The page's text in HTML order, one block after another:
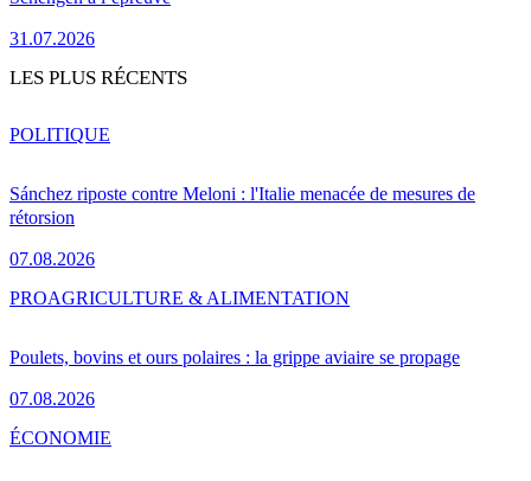
31.07.2026
LES PLUS RÉCENTS
Sánchez riposte contre Meloni : l'Italie menacée de mesures de
rétorsion
07.08.2026
POLITIQUE
Poulets, bovins et ours polaires : la grippe aviaire se propage
07.08.2026
PROAGRICULTURE & ALIMENTATION
ÉCONOMIE